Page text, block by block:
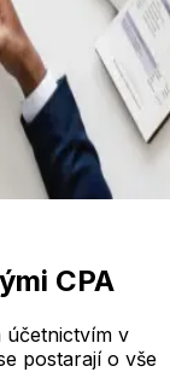
CPA
účetnictvím v
postarají o vše